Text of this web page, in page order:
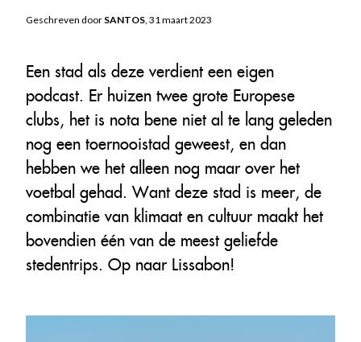
Geschreven door SANTOS, 31 maart 2023
Een stad als deze verdient een eigen
podcast. Er huizen twee grote Europese
clubs, het is nota bene niet al te lang geleden
nog een toernooistad geweest, en dan
hebben we het alleen nog maar over het
voetbal gehad. Want deze stad is meer, de
combinatie van klimaat en cultuur maakt het
bovendien één van de meest geliefde
stedentrips. Op naar Lissabon!